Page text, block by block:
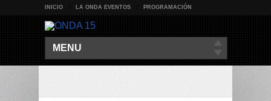
INICIO LA ONDA EVENTOS PROGRAMACIÓN
MENU